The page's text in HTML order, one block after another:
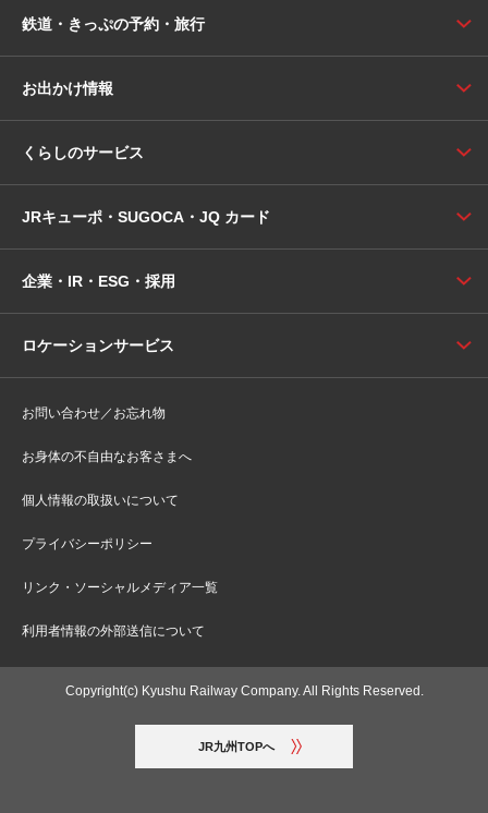
鉄道・きっぷの予約・旅行
お出かけ情報
くらしのサービス
JRキューポ・SUGOCA・JQ カード
企業・IR・ESG・採用
ロケーションサービス
お問い合わせ／お忘れ物
お身体の不自由なお客さまへ
個人情報の取扱いについて
プライバシーポリシー
リンク・ソーシャルメディア一覧
利用者情報の外部送信について
Copyright(c) Kyushu Railway Company. All Rights Reserved.
JR九州TOPへ